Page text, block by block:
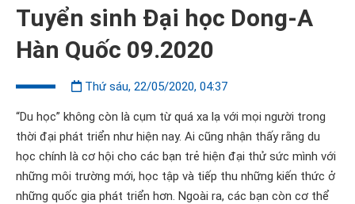
Tuyển sinh Đại học Dong-A
Hàn Quốc 09.2020
Thứ sáu, 22/05/2020, 04:37
“Du học” không còn là cụm từ quá xa lạ với mọi người trong
thời đại phát triển như hiện nay. Ai cũng nhận thấy rằng du
học chính là cơ hội cho các bạn trẻ hiện đại thử sức mình với
những môi trường mới, học tập và tiếp thu những kiến thức ở
những quốc gia phát triển hơn. Ngoài ra, các bạn còn cơ thể